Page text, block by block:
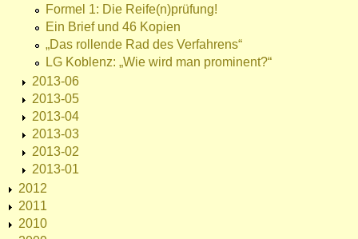
Formel 1: Die Reife(n)prüfung!
Ein Brief und 46 Kopien
„Das rollende Rad des Verfahrens“
LG Koblenz: „Wie wird man prominent?“
2013-06
2013-05
2013-04
2013-03
2013-02
2013-01
2012
2011
2010